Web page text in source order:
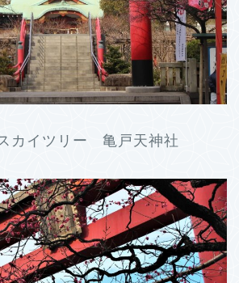
カイツリー 亀戸天神社